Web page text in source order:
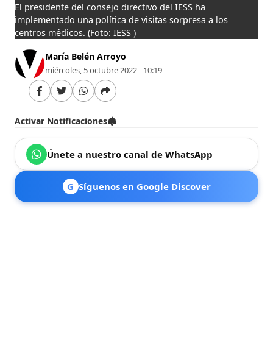
El presidente del consejo directivo del IESS ha
implementado una política de visitas sorpresa a los
centros médicos.(Foto: IESS )
María Belén Arroyo
miércoles, 5 octubre 2022 - 10:19
Activar Notificaciones
Únete a nuestro canal de WhatsApp
G Síguenos en Google Discover